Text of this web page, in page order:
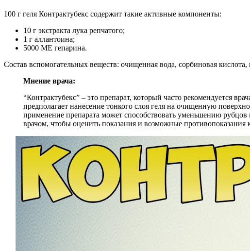
100 г геля Контрактубекс содержит такие активные компоненты:
10 г экстракта лука репчатого;
1 г аллантоина;
5000 МЕ гепарина.
Состав вспомогательных веществ: очищенная вода, сорбиновая
Мнение врача:
“Контрактубекс” – это препарат, который часто рекомендуется
предполагает нанесение тонкого слоя геля на очищенную
применение препарата может способствовать уменьшению
врачом, чтобы оценить показания и возможные